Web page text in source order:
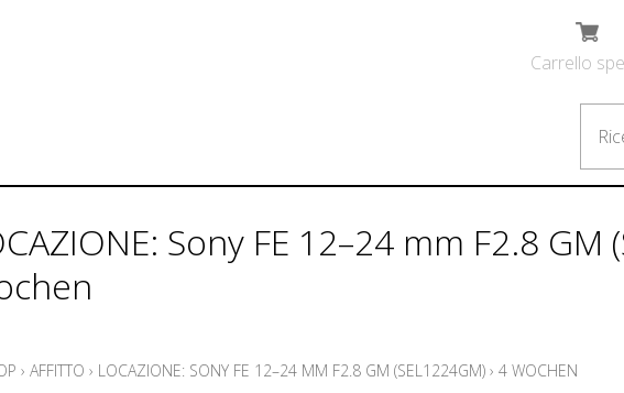
Carrello
Sony FE 12–24 mm F2.8 GM
› AFFITTO › LOCAZIONE: SONY FE 12–24 MM F2.8 GM (SEL1224GM) › 4 WOCHEN